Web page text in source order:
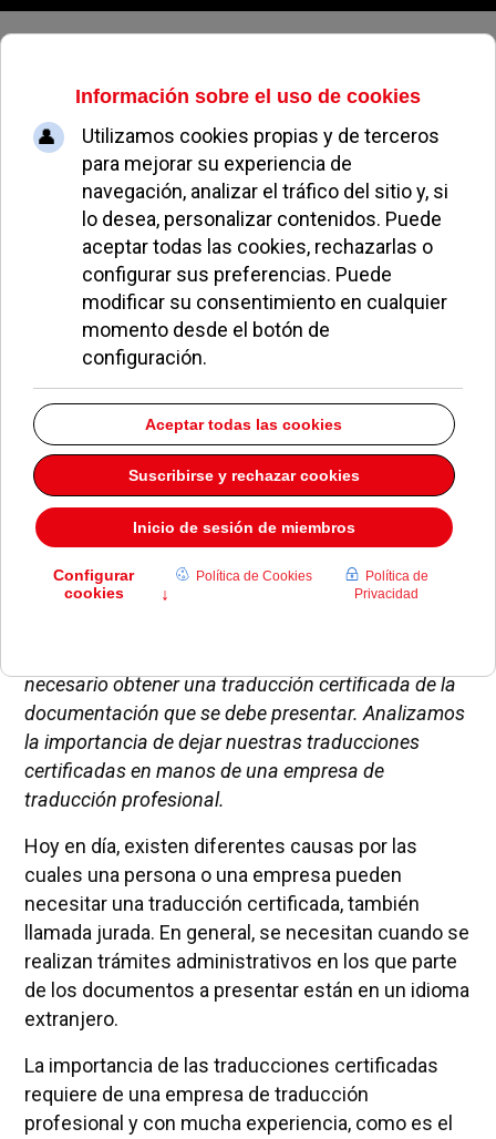
Sábado, 08 de agosto de 2026
Servicios especiales de
Protranslate: ¿Cuándo se necesita
una traducción jurada?
REDACCIÓN ÚLTIMAS NOTICIAS 04 MARZO 2020
necesario obtener una traducción certificada de la
documentación que se debe presentar. Analizamos
la importancia de dejar nuestras traducciones
certificadas en manos de una empresa de
traducción profesional.
Hoy en día, existen diferentes causas por las
cuales una persona o una empresa pueden
necesitar una traducción certificada, también
llamada jurada. En general, se necesitan cuando se
realizan trámites administrativos en los que parte
de los documentos a presentar están en un idioma
extranjero.
La importancia de las traducciones certificadas
requiere de una empresa de traducción
profesional y con mucha experiencia, como es el